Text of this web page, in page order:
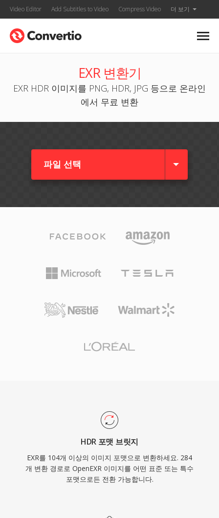
Video Editor Add Subtitles to Video Compress Video 더 보기
EXR 변환기
EXR HDR 이미지를 PNG, HDR, JPG 등으로 온라인
에서 무료 변환
파일 선택
HDR 포맷 브릿지
EXR를 104개 이상의 이미지 포맷으로 변환하세요. 284
개 변환 경로로 OpenEXR 이미지를 어떤 표준 또는 특수
포맷으로든 전환 가능합니다.